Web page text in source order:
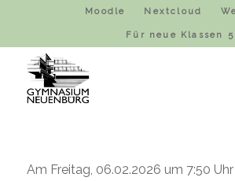
Moodle Nextcloud
Für neue Klassen 5
Am Freitag, 06.02.2026 um 7:50